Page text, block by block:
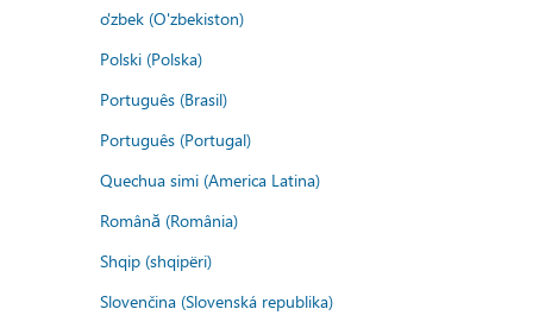
o'zbek (O'zbekiston)
Polski (Polska)
Português (Brasil)
Português (Portugal)
Quechua simi (America Latina)
Română (România)
Shqip (shqipëri)
Slovenčina (Slovenská republika)